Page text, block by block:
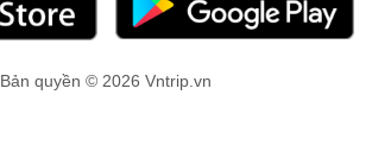
Bản quyền © 2026 Vntrip.vn